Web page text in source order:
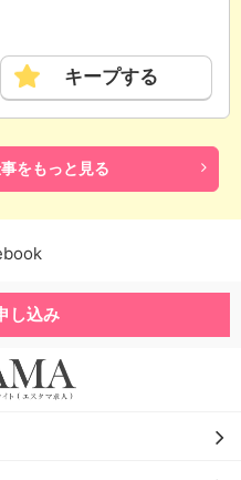
キープする
をもっと見る
し込み